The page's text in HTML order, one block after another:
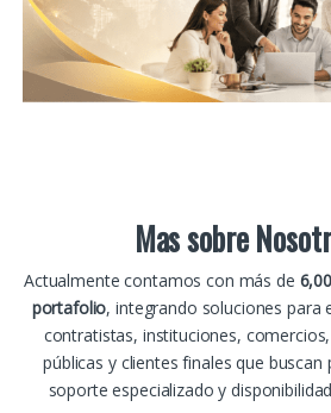
Mas sobre
Actualmente contamos con más de
portafolio, integrando soluciones para
contratistas, instituciones,
públicas y clientes finales que
soporte especializado y